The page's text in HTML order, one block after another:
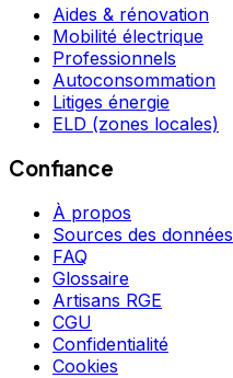
Aides & rénovation
Mobilité électrique
Professionnels
Autoconsommation
Litiges énergie
ELD (zones locales)
Confiance
À propos
Sources des données
FAQ
Glossaire
Artisans RGE
CGU
Confidentialité
Cookies